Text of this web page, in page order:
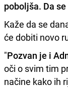
poboljša. Da
Kaže da se
će dobiti novo
"Pozvan je i
oči o svim tim
načine kako ih